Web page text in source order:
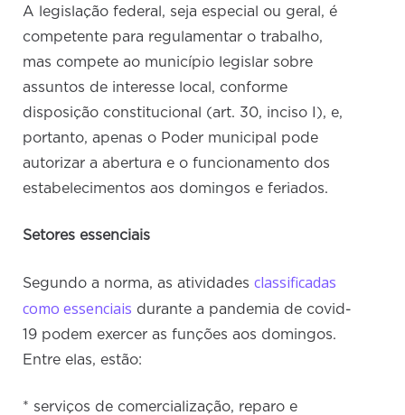
A legislação federal, seja especial ou geral, é
competente para regulamentar o trabalho,
mas compete ao município legislar sobre
assuntos de interesse local, conforme
disposição constitucional (art. 30, inciso I), e,
portanto, apenas o Poder municipal pode
autorizar a abertura e o funcionamento dos
estabelecimentos aos domingos e feriados.
Setores essenciais
Segundo a norma, as atividadesclassificadas
como essenciais durante a pandemia de covid-
19 podem exercer as funções aos domingos.
Entre elas, estão:
* serviços de comercialização, reparo e